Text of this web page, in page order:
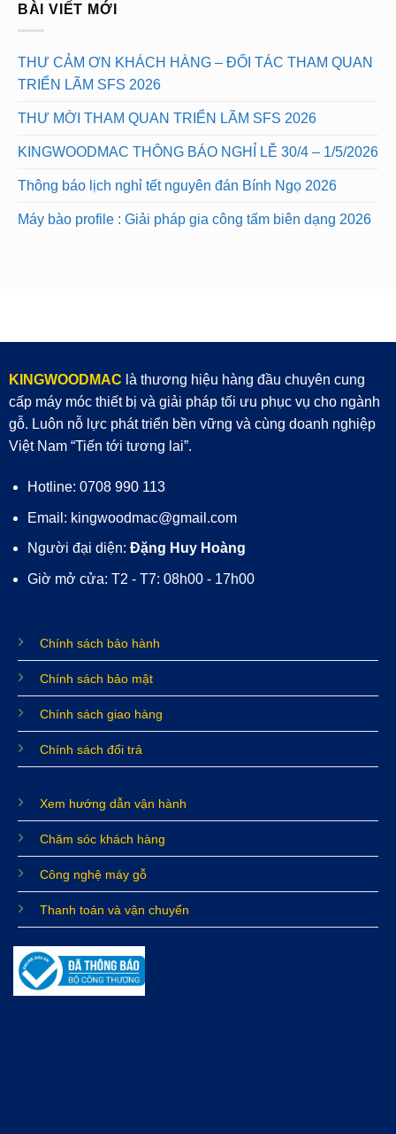
BÀI VIẾT MỚI
THƯ CẢM ƠN KHÁCH HÀNG – ĐỐI TÁC THAM QUAN
TRIỂN LÃM SFS 2026
THƯ MỜI THAM QUAN TRIỂN LÃM SFS 2026
KINGWOODMAC THÔNG BÁO NGHỈ LỄ 30/4 – 1/5/2026
Thông báo lịch nghỉ tết nguyên đán Bính Ngọ 2026
Máy bào profile : Giải pháp gia công tấm biên dạng 2026
KINGWOODMAC là thương hiệu hàng đầu chuyên cung
cấp máy móc thiết bị và giải pháp tối ưu phục vụ cho ngành
gỗ. Luôn nỗ lực phát triển bền vững và cùng doanh nghiệp
Việt Nam “Tiến tới tương lai”.
Hotline: 0708 990 113
Email: kingwoodmac@gmail.com
Người đại diện: Đặng Huy Hoàng
Giờ mở cửa: T2 - T7: 08h00 - 17h00
Chính sách bảo hành
Chính sách bảo mật
Chính sách giao hàng
Chính sách đổi trả
Xem hướng dẫn vận hành
Chăm sóc khách hàng
Công nghệ máy gỗ
Thanh toán và vận chuyển